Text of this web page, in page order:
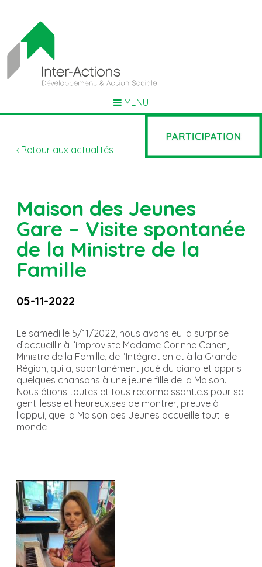
MENU
‹ Retour aux actualités
Maison des Jeunes
Gare – Visite spontanée
de la Ministre de la
Famille
05-11-2022
Le samedi le 5/11/2022, nous avons eu la surprise
d’accueillir à l’improviste Madame Corinne Cahen,
Ministre de la Famille, de l’Intégration et à la Grande
Région, qui a, spontanément joué du piano et appris
quelques chansons à une jeune fille de la Maison.
Nous étions toutes et tous reconnaissant.e.s pour sa
gentillesse et heureux.ses de montrer, preuve à
l’appui, que la Maison des Jeunes accueille tout le
monde !